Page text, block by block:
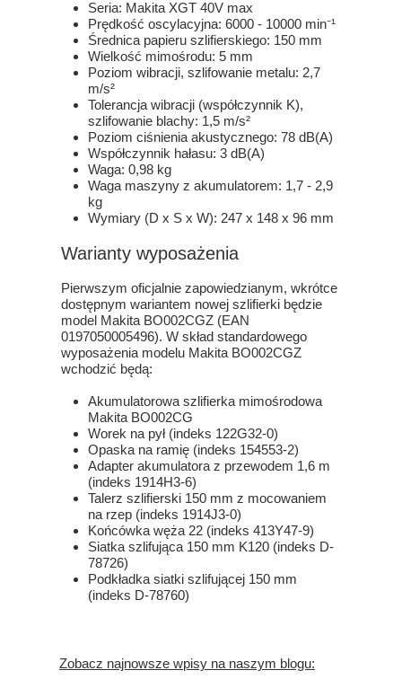
Seria: Makita XGT 40V max
Prędkość oscylacyjna: 6000 - 10000 min⁻¹
Średnica papieru szlifierskiego: 150 mm
Wielkość mimośrodu: 5 mm
Poziom wibracji, szlifowanie metalu: 2,7
m/s²
Tolerancja wibracji (współczynnik K),
szlifowanie blachy: 1,5 m/s²
Poziom ciśnienia akustycznego: 78 dB(A)
Współczynnik hałasu: 3 dB(A)
Waga: 0,98 kg
Waga maszyny z akumulatorem: 1,7 - 2,9
kg
Wymiary (D x S x W): 247 x 148 x 96 mm
Warianty wyposażenia
Pierwszym oficjalnie zapowiedzianym, wkrótce
dostępnym wariantem nowej szlifierki będzie
model Makita BO002CGZ (EAN
0197050005496). W skład standardowego
wyposażenia modelu Makita BO002CGZ
wchodzić będą:
Akumulatorowa szlifierka mimośrodowa
Makita BO002CG
Worek na pył (indeks 122G32-0)
Opaska na ramię (indeks 154553-2)
Adapter akumulatora z przewodem 1,6 m
(indeks 1914H3-6)
Talerz szlifierski 150 mm z mocowaniem
na rzep (indeks 1914J3-0)
Końcówka węża 22 (indeks 413Y47-9)
Siatka szlifująca 150 mm K120 (indeks D-
78726)
Podkładka siatki szlifującej 150 mm
(indeks D-78760)
Zobacz najnowsze wpisy na naszym blogu: